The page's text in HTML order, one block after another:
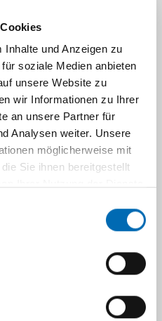
und Anzeigen zu
soziale Medien anbieten
unsere Website zu
wir Informationen zu Ihrer
an unsere Partner für
Analysen weiter. Unsere
möglicherweise mit
Sie ihnen bereitgestellt
Hepatologie
deutschlandweit eine
für Patienten
Patienten dauerhaft
der Krankheiten
(Phenylketonurie -
(z.